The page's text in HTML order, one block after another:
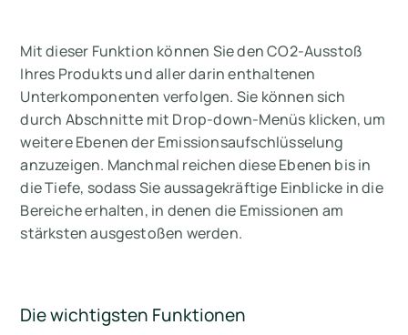
Mit dieser Funktion können Sie den CO2-Ausstoß
Ihres Produkts und aller darin enthaltenen
Unterkomponenten verfolgen. Sie können sich
durch Abschnitte mit Drop-down-Menüs klicken, um
weitere Ebenen der Emissionsaufschlüsselung
anzuzeigen. Manchmal reichen diese Ebenen bis in
die Tiefe, sodass Sie aussagekräftige Einblicke in die
Bereiche erhalten, in denen die Emissionen am
stärksten ausgestoßen werden.
Die wichtigsten Funktionen